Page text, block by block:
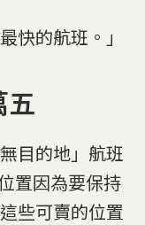
快的航班。」
五
目的地」航班
置因為要保持
些可賣的位置